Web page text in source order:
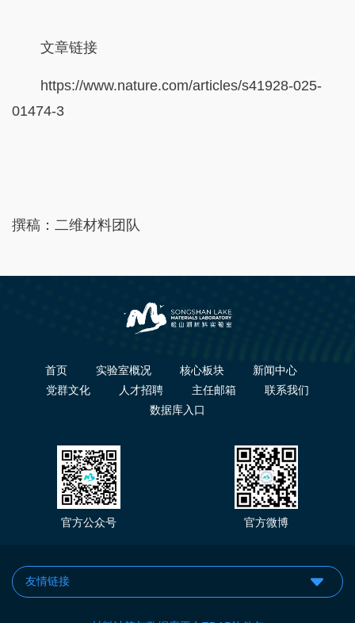
文章链接
https://www.nature.com/articles/s41928-025-
01474-3
撰稿：二维材料团队
首页 实验室概况 核心板块
新闻中心
党群文化
人才招聘 主任邮箱
联系我们
数据库入口
官方公众号 官方微博